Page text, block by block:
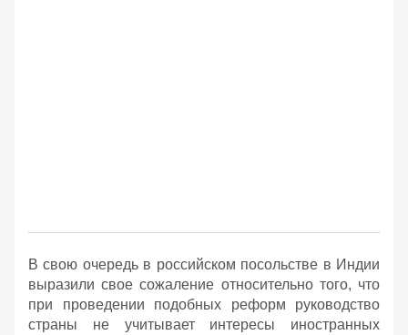
В свою очередь в российском посольстве в Индии
выразили свое сожаление относительно того, что
при проведении подобных реформ руководство
страны не учитывает интересы иностранных